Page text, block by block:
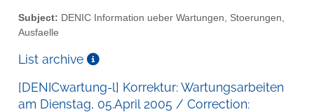
Subject: DENIC Information ueber Wartungen, Stoerungen,
Ausfaelle
List archive
[DENICwartung-l] Korrektur: Wartungsarbeiten
am Dienstag, 05.April 2005 / Correction: